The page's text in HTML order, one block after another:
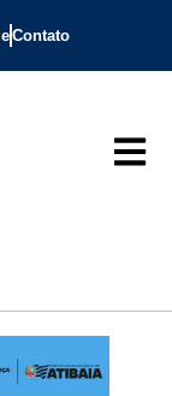
Contato